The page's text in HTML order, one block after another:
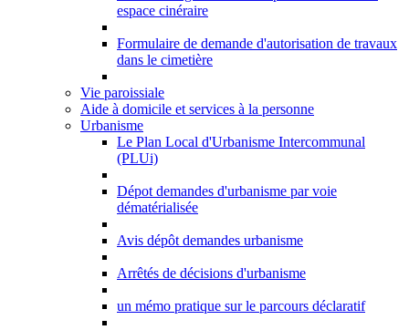
espace cinéraire
Formulaire de demande d'autorisation de travaux
dans le cimetière
Vie paroissiale
Aide à domicile et services à la personne
Urbanisme
Le Plan Local d'Urbanisme Intercommunal
(PLUi)
Dépot demandes d'urbanisme par voie
dématérialisée
Avis dépôt demandes urbanisme
Arrêtés de décisions d'urbanisme
un mémo pratique sur le parcours déclaratif